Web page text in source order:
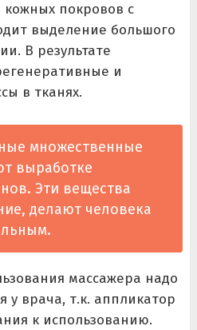
покровов с
выделение большого
В результате
и
в тканях.
множественные
выработке
Эти вещества
делают человека
массажера надо
у врача, т.к. аппликатор
к использованию.